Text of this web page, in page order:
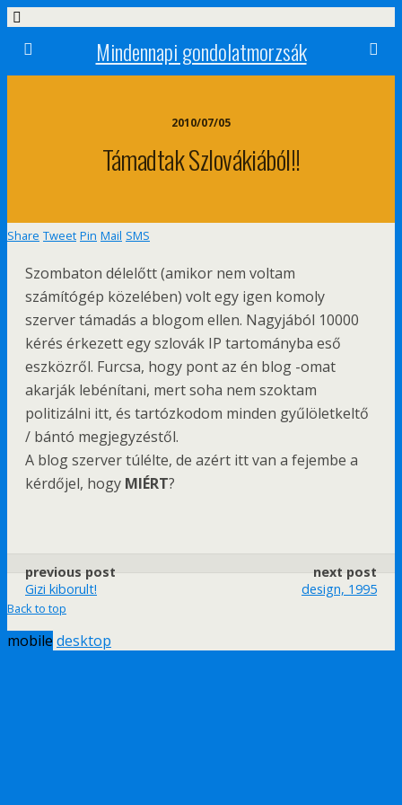
Mindennapi gondolatmorzsák
2010/07/05
Támadtak Szlovákiából!!
Share Tweet Pin Mail SMS
Szombaton délelőtt (amikor nem voltam
számítógép közelében) volt egy igen komoly
szerver támadás a blogom ellen. Nagyjából 10000
kérés érkezett egy szlovák IP tartományba eső
eszközről. Furcsa, hogy pont az én blog -omat
akarják lebénítani, mert soha nem szoktam
politizálni itt, és tartózkodom minden gyűlöletkeltő
/ bántó megjegyzéstől.
A blog szerver túlélte, de azért itt van a fejembe a
kérdőjel, hogy MIÉRT?
previous post
Gizi kiborult!
next post
design, 1995
Back to top
mobile desktop